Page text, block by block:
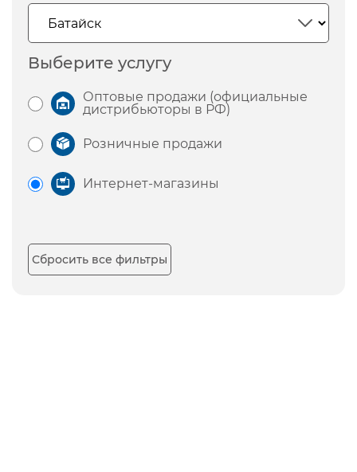
Выберите услугу
Оптовые продажи (официальные
дистрибьюторы в РФ)
Розничные продажи
Интернет-магазины
Сбросить все фильтры